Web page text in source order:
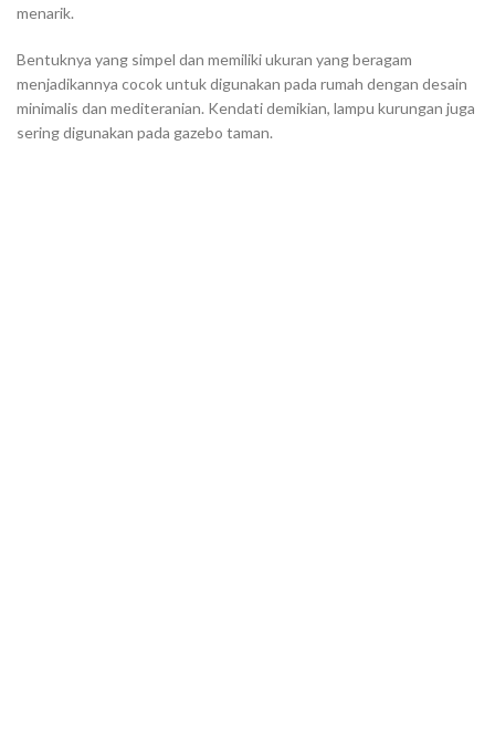
menarik.
Bentuknya yang simpel dan memiliki ukuran yang beragam
menjadikannya cocok untuk digunakan pada rumah dengan desain
minimalis dan mediteranian. Kendati demikian, lampu kurungan juga
sering digunakan pada gazebo taman.